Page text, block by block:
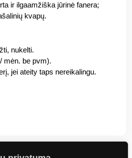
ir ilgaamžiška jūrinė fanera;
kvapų.
nukelti.
mėn. be pvm).
jei ateity taps nereikalingu.